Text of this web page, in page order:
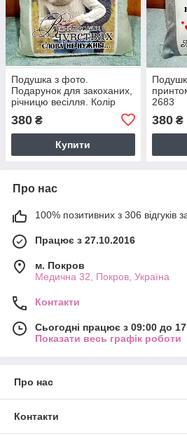
Подушка з фото.
Подарунок для закоханих,
річницю весілля. Колір
380 ₴
Купити
2683
380₴
Про нас
100% позитивних з 306 відгуків
Працює з 27.10.2016
м. Покров
Медична 32, Покров, Україна
Контакти
Сьогодні працює з 09:00 до
Показати весь графік роботи
Про нас
Контакти